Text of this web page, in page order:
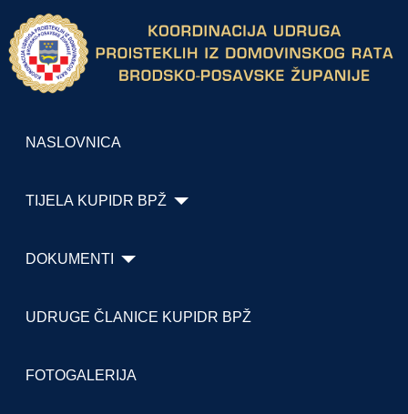
NASLOVNICA
TIJELA KUPIDR BPŽ
DOKUMENTI
UDRUGE ČLANICE KUPIDR BPŽ
FOTOGALERIJA